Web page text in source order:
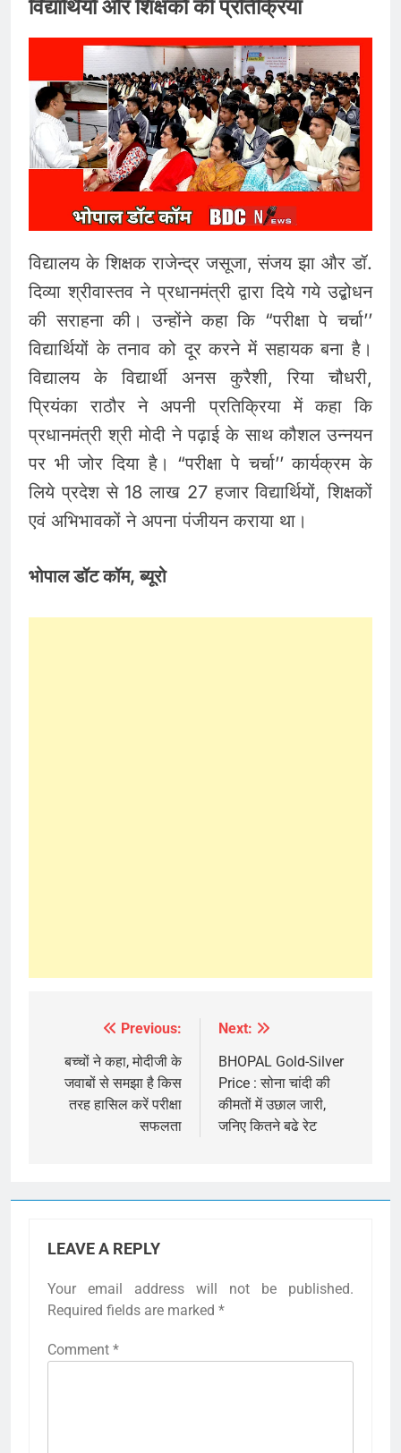
विद्यार्थियों और शिक्षकों की प्रतिक्रिया
विद्यालय के शिक्षक राजेन्द्र जसूजा, संजय झा और डॉ.
दिव्या श्रीवास्तव ने प्रधानमंत्री द्वारा दिये गये उद्बोधन
की सराहना की। उन्होंने कहा कि “परीक्षा पे चर्चा’’
विद्यार्थियों के तनाव को दूर करने में सहायक बना है।
विद्यालय के विद्यार्थी अनस कुरैशी, रिया चौधरी,
प्रियंका राठौर ने अपनी प्रतिक्रिया में कहा कि
प्रधानमंत्री श्री मोदी ने पढ़ाई के साथ कौशल उन्नयन
पर भी जोर दिया है। “परीक्षा पे चर्चा’’ कार्यक्रम के
लिये प्रदेश से 18 लाख 27 हजार विद्यार्थियों, शिक्षकों
एवं अभिभावकों ने अपना पंजीयन कराया था।
भोपाल डॉट कॉम, ब्यूरो
navigation
Previous:
बच्चों ने कहा, मोदीजी के
जवाबों से समझा है किस
तरह हासिल करें परीक्षा
सफलता
Next:
BHOPAL Gold-Silver
Price : सोना चांदी की
कीमतों में उछाल जारी,
जनिए कितने बढे रेट
LEAVE A REPLY
Your email address will not be published.
Required fields are marked *
Comment *